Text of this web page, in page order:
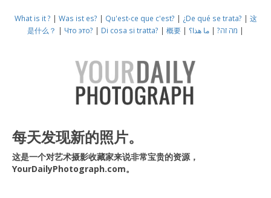
What is it ? | Was ist es? | Qu'est-ce que c'est? | ¿De qué se trata? | 这
是什么？ | Что это? | Di cosa si tratta? | 概要 | מה זה? | ما هذا؟ |
每天发现新的照片。
这是一个对艺术摄影收藏家来说非常宝贵的资源，
YourDailyPhotograph.com。